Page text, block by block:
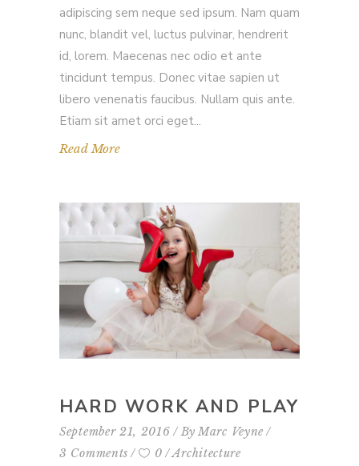
adipiscing sem neque sed ipsum. Nam quam
nunc, blandit vel, luctus pulvinar, hendrerit
id, lorem. Maecenas nec odio et ante
tincidunt tempus. Donec vitae sapien ut
libero venenatis faucibus. Nullam quis ante.
Etiam sit amet orci eget
Read More
HARD WORK AND PLAY
September 21, 2016 By Marc Veyne
3 Comments
0 Architecture